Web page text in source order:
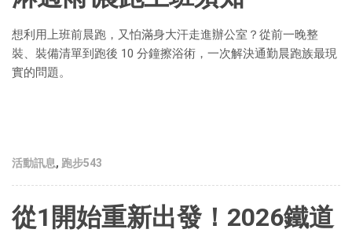
想利用上班前晨跑，又怕滿身大汗走進辦公室？從前一晚整
裝、裝備清單到跑後 10 分鐘擦浴術，一次解決通勤晨跑族最現
實的問題。
活動訊息, 跑步543
從1開始重新出發！2026鐵道